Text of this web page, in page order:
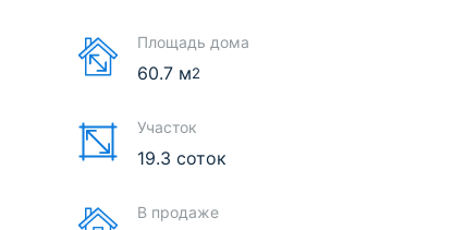
Площадь дома
60.7 м2
Участок
19.3 соток
В продаже